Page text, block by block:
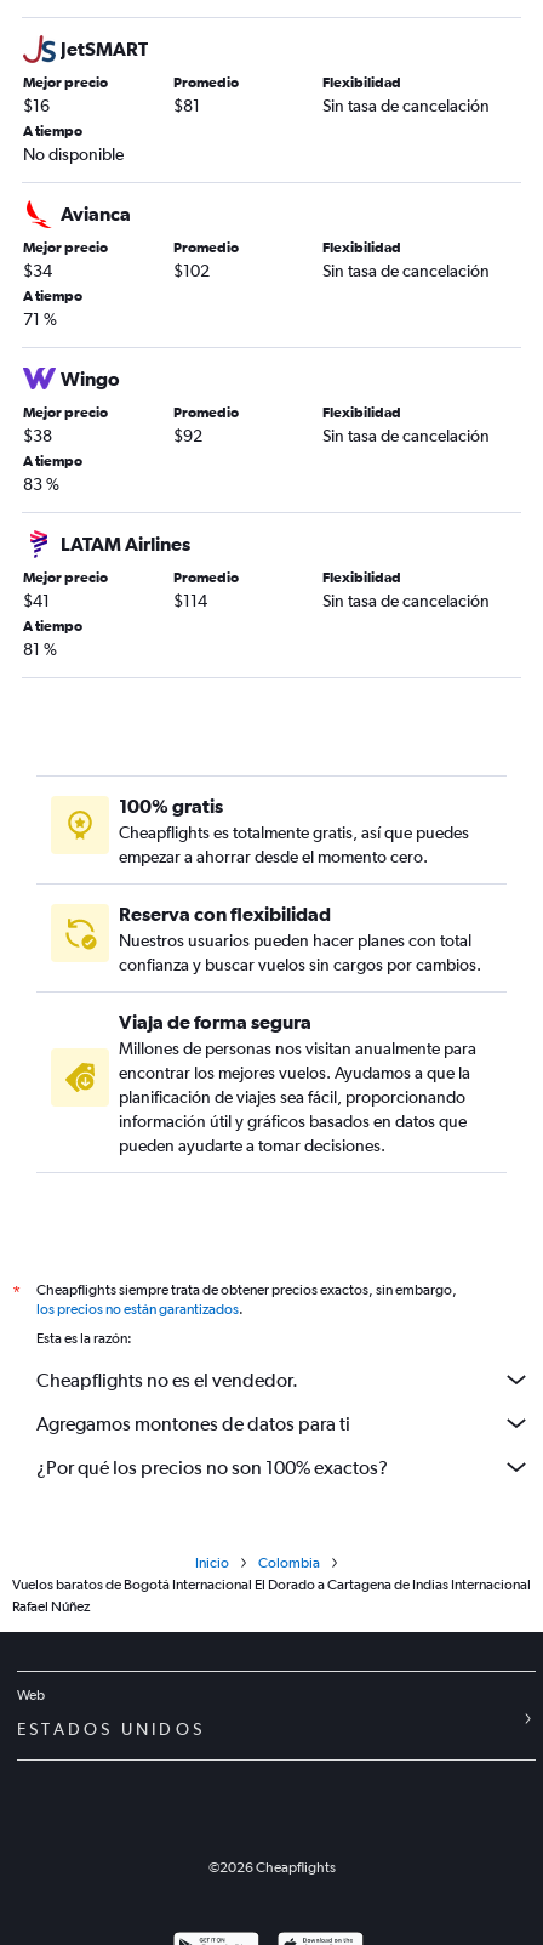
JetSMART
Mejor precio
$16
Promedio
$81
Flexibilidad
Sin tasa de cancelación
A tiempo
No disponible
Avianca
Mejor precio
$34
Promedio
$102
Flexibilidad
Sin tasa de cancelación
A tiempo
71 %
Wingo
Mejor precio
$38
Promedio
$92
Flexibilidad
Sin tasa de cancelación
A tiempo
83 %
LATAM Airlines
Mejor precio
$41
Promedio
$114
Flexibilidad
Sin tasa de cancelación
A tiempo
81 %
100% gratis
Cheapflights es totalmente gratis, así que puedes
empezar a ahorrar desde el momento cero.
Reserva con flexibilidad
Nuestros usuarios pueden hacer planes con total
confianza y buscar vuelos sin cargos por cambios.
Viaja de forma segura
Millones de personas nos visitan anualmente para
encontrar los mejores vuelos. Ayudamos a que la
planificación de viajes sea fácil, proporcionando
información útil y gráficos basados en datos que
pueden ayudarte a tomar decisiones.
*
Cheapflights siempre trata de obtener precios exactos, sin embargo,
los precios no están garantizados.
Esta es la razón:
Cheapflights no es el vendedor.
Agregamos montones de datos para ti
¿Por qué los precios no son 100% exactos?
Inicio
Colombia
Vuelos baratos de Bogotá Internacional El Dorado a Cartagena de Indias Internacional
Rafael Núñez
Web
ESTADOS UNIDOS
©2026Cheapflights